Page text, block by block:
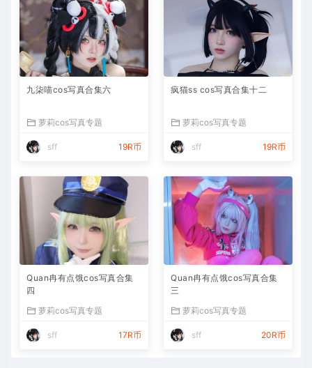
九柒喵cos写真合集六
萝莉cos写真专题
sff 19R币
疯猫ss cos写真合集十二
萝莉cos写真专题
sff 19R币
Quan冉有点饿cos写真合集
四
萝莉cos写真专题
sff 17R币
Quan冉有点饿cos写真合集
三
萝莉cos写真专题
sff 20R币